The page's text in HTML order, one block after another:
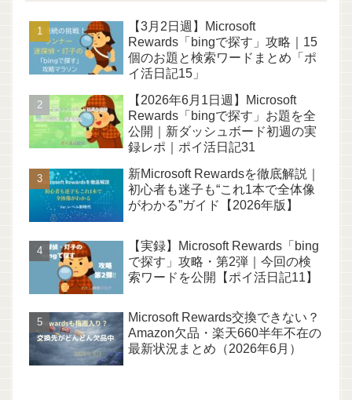
【3月2日週】Microsoft
Rewards「bingで探す」攻略｜15
個のお題と検索ワードまとめ「ポ
イ活日記15」
【2026年6月1日週】Microsoft
Rewards「bingで探す」お題を全
公開｜新ダッシュボード初週の実
録レポ｜ポイ活日記31
新Microsoft Rewardsを徹底解説｜
初心者も迷子も“これ1本で全体像
がわかる”ガイド【2026年版】
【実録】Microsoft Rewards「bing
で探す」攻略・第2弾｜今回の検
索ワードを公開【ポイ活日記11】
Microsoft Rewards交換できない？
Amazon欠品・楽天660半年不在の
最新状況まとめ（2026年6月）